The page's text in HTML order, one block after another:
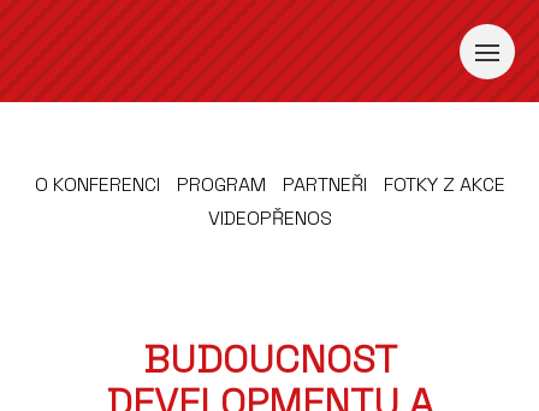
O KONFERENCI PROGRAM PARTNEŘI
FOTKY Z AKCE
VIDEOPŘENOS
BUDOUCNOST